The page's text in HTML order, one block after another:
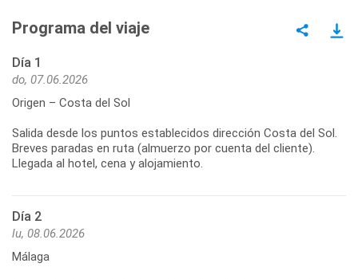
Programa del viaje
Día 1
do, 07.06.2026
Origen – Costa del Sol
Salida desde los puntos establecidos dirección Costa del Sol.
Breves paradas en ruta (almuerzo por cuenta del cliente).
Llegada al hotel, cena y alojamiento.
Día 2
lu, 08.06.2026
Málaga